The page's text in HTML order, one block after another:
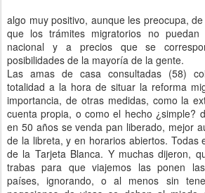
algo muy positivo, aunque les preocupa,
que los trámites migratorios no puedan
nacional y a precios que se
posibilidades de la mayoría de la gente.
Las amas de casa consultadas (58)
totalidad a la hora de situar la reforma
importancia, de otras medidas, como la
cuenta propia, o como el hecho ¿simple?
en 50 años se venda pan liberado, mejor
de la libreta, y en horarios abiertos. Todas
de la Tarjeta Blanca. Y muchas dijeron,
trabas para que viajemos las ponen
países, ignorando, o al menos sin